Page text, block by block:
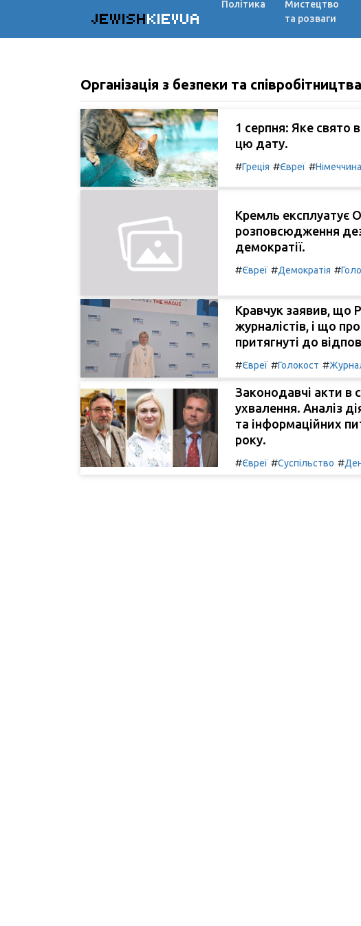
JEWISHKIEVUA
Політика
Мистецтво
та розваги
Організація з безпеки та
1 серпня: Яке свято
цю дату.
#Греція #Євреї #Німеччина
Кремль експлуатує
розповсюдження
демократії.
#Євреї #Демократія #
Кравчук заявив, що
журналістів, і що
притягнуті до
#Євреї #Голокост #
Законодавчі акти в
ухвалення. Аналіз
та інформаційних
року.
#Євреї #Суспільство #